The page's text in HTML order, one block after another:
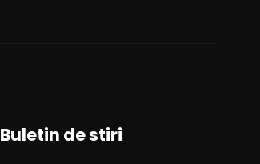
Buletin de stiri